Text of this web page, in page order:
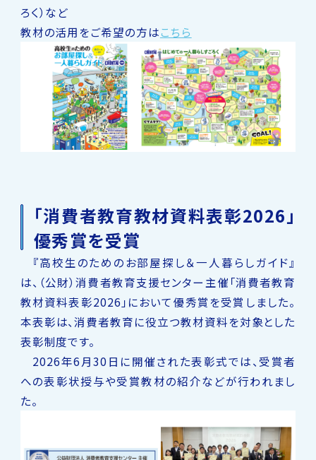
ろく）など
教材の活用をご希望の方はこちら
「消費者教育教材資料表彰2026」
優秀賞を受賞
『高校生のためのお部屋探し＆一人暮らしガイド』
は、（公財）消費者教育支援センター主催「消費者教育
教材資料表彰2026」において優秀賞を受賞しました。
本表彰は、消費者教育に役立つ教材資料を対象とした
表彰制度です。
2026年6月30日に開催された表彰式では、受賞者
への表彰状授与や受賞教材の紹介などが行われまし
た。